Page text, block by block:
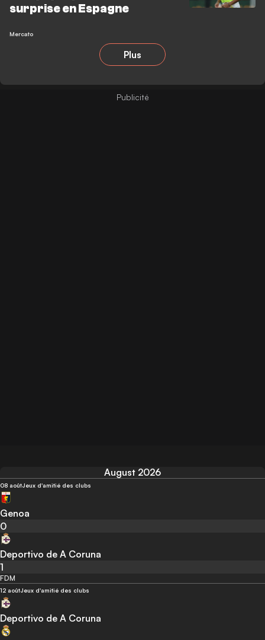
surprise en Espagne
Mercato
Plus
August 2026
08 aoûtJeux d'amitié des clubs
Genoa
0
Deportivo de A Coruna
1
FDM
12 aoûtJeux d'amitié des clubs
Deportivo de A Coruna